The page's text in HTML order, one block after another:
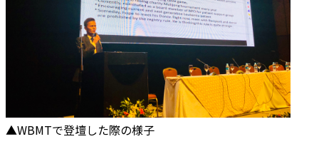
▲WBMTで登壇した際の様子